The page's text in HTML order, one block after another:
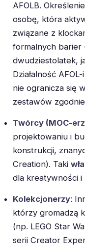
AFOLB.
osobę, która
związane z
formalnych barier
dwudziestolatek,
Działalność
nie ogranicza się
zestawów
Twórcy (MOC-
projektowaniu i
konstrukcji,
Creation). Taki
dla kreatywności i
Kolekcjonerzy:
którzy gromadzą
(np. LEGO Star
serii Creator